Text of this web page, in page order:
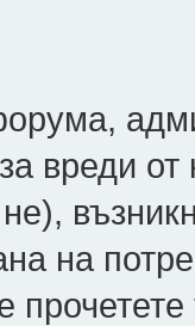
вреди
на